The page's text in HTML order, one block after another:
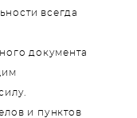
всегда
документа
и пунктов